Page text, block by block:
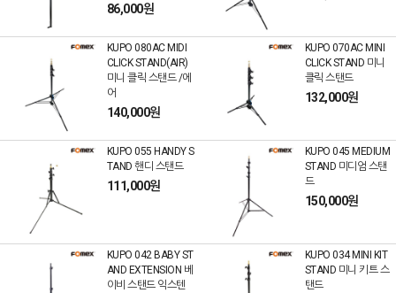
86,000원
KUPO 080AC MIDI
CLICK STAND(AIR)
미니 클릭 스탠드 /에
어
140,000원
KUPO 070AC MINI
CLICK STAND 미니
클릭 스탠드
132,000원
KUPO 055 HANDY S
TAND 핸디 스탠드
111,000원
KUPO 045 MEDIUM
STAND 미디엄 스탠
드
150,000원
KUPO 042 BABY ST
AND EXTENSION 베
이비 스탠드 익스텐
KUPO 034 MINI KIT
STAND 미니 키트 스
탠드